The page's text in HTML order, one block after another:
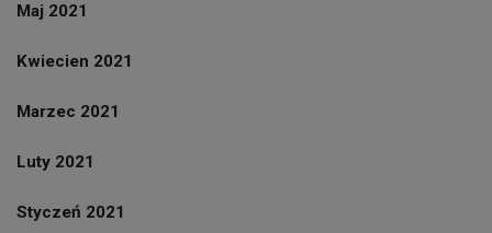
Maj 2021
Kwiecien 2021
Marzec 2021
Luty 2021
Styczeń 2021